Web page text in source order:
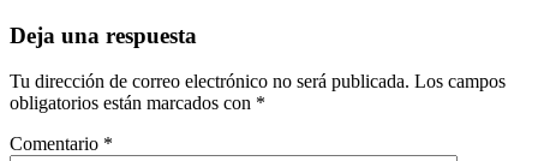
Deja una respuesta
Tu dirección de correo electrónico no será publicada. Los campos
obligatorios están marcados con *
Comentario *